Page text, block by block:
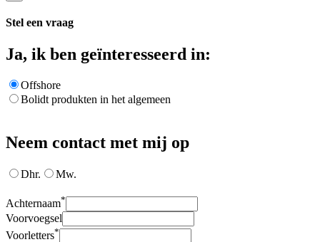
Stel een vraag
Ja, ik ben geïnteresseerd in:
Offshore
Bolidt produkten in het algemeen
Neem contact met mij op
Dhr. Mw.
Achternaam*
Voorvoegsel
Voorletters*